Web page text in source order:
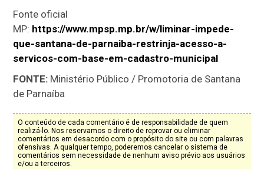
Fonte oficial
MP: https://www.mpsp.mp.br/w/liminar-impede-
que-santana-de-parnaiba-restrinja-acesso-a-
servicos-com-base-em-cadastro-municipal
FONTE: Ministério Público / Promotoria de Santana
de Parnaíba
O conteúdo de cada comentário é de responsabilidade de quem
realizá-lo. Nos reservamos o direito de reprovar ou eliminar
comentários em desacordo com o propósito do site ou com palavras
ofensivas. A qualquer tempo, poderemos cancelar o sistema de
comentários sem necessidade de nenhum aviso prévio aos usuários
e/ou a terceiros.